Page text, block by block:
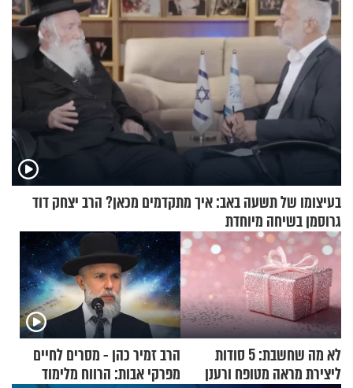
בעיצומו של תשעה באב: איך מתקדמים מכאן? הרב יצחק דוד
גרוסמן בשיחה מיוחדת
לא מה שחשבת: 5 סודות
ליצירת מראה מטופח ורענן
הרב זמיר כהן - מסרים לחיים
מפרקי אבות: הרווח מלימוד